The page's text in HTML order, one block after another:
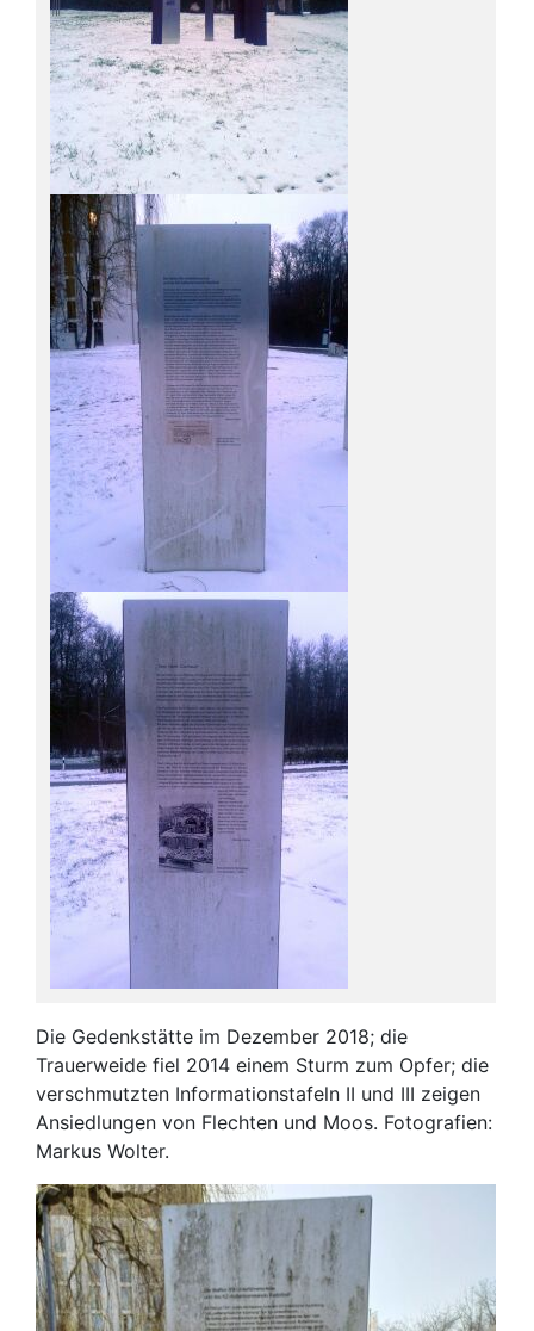
Die Gedenkstätte im Dezember 2018; die
Trauerweide fiel 2014 einem Sturm zum Opfer; die
verschmutzten Informationstafeln II und III zeigen
Ansiedlungen von Flechten und Moos. Fotografien:
Markus Wolter.